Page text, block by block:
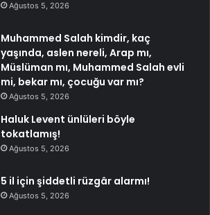
Ağustos 5, 2026
Muhammed Salah kimdir, kaç
yaşında, aslen nereli, Arap mı,
Müslüman mı, Muhammed Salah evli
mi, bekar mı, çocuğu var mı?
Ağustos 5, 2026
Haluk Levent ünlüleri böyle
tokatlamış!
Ağustos 5, 2026
5 il için şiddetli rüzgâr alarmı!
Ağustos 5, 2026